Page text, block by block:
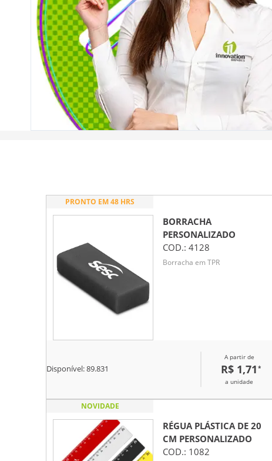
PRONTO EM 48 HRS
BORRACHA
PERSONALIZADO
COD.: 4128
Borracha em TPR
Disponível:89.831
A partir de
R$ 1,71 *
a unidade
NOVIDADE
RÉGUA PLÁSTICA DE 20
CM PERSONALIZADO
COD.: 1082